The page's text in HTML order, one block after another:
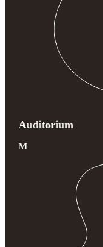
Auditorium
M